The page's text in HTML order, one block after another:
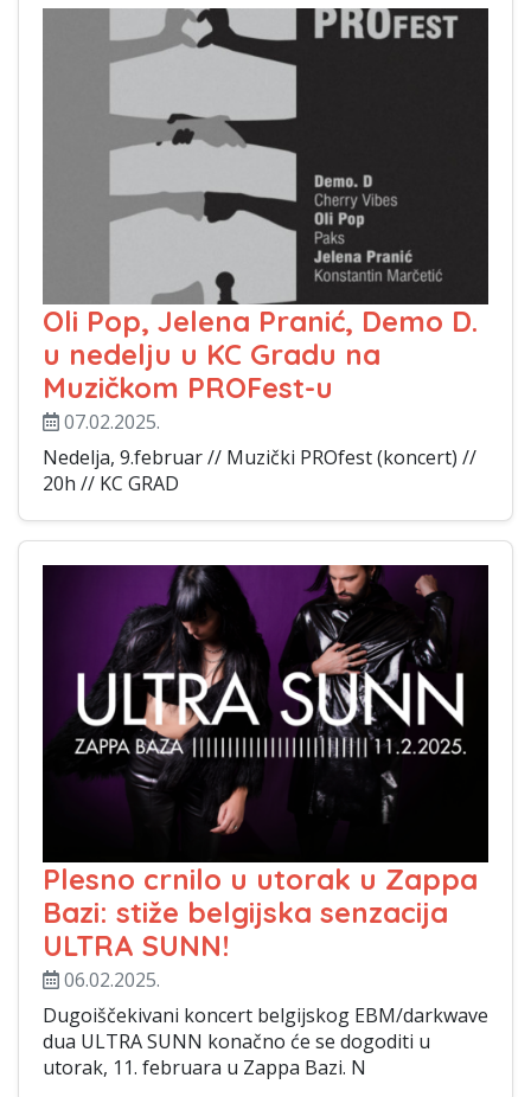
Oli Pop, Jelena Pranić, Demo D.
u nedelju u KC Gradu na
Muzičkom PROFest-u
07.02.2025.
Nedelja, 9.februar // Muzički PROfest (koncert) //
20h // KC GRAD
Plesno crnilo u utorak u Zappa
Bazi: stiže belgijska senzacija
ULTRA SUNN!
06.02.2025.
Dugoiščekivani koncert belgijskog EBM/darkwave
dua ULTRA SUNN konačno će se dogoditi u
utorak, 11. februara u Zappa Bazi. N